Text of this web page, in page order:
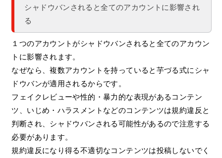
シャドウバンされると全てのアカウントに影響され
る
１つのアカウントがシャドウバンされると全てのアカウン
トに影響されます。
なぜなら、複数アカウントを持っていると芋づる式にシャ
ドウバンが適用されるからです。
フェイクレビューや性的・暴力的な表現があるコンテン
ツ、いじめ・ハラスメントなどのコンテンツは規約違反と
判断され、シャドウバンされる可能性があるので注意する
必要があります。
規約違反になり得る不適切なコンテンツは投稿しないでく